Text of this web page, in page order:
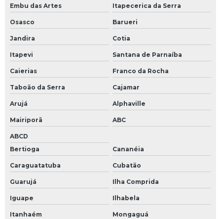
Servo motor encoders resolver
Servo motor resolver
Servo válvula proporcional
Servo válvulas
Servo válvulas hidráulicas
Servoacionamentos
Sistema de servoacionamento
Teclado de membrana industrial
Teclado industrial
Teclado pc industrial
Teste de circuitos eletrônicos
Conserto cnc
Conversor tensão
Embu das Artes Itapecerica da Serra
Osasco Barueri
Jandira Cotia
Itapevi Santana de Parnaíba
Caierias Franco da Rocha
Taboão da Serra Cajamar
Arujá Alphaville
Mairiporã ABC
ABCD
Bertioga
Cananéia
Caraguatatuba Cubatão
Guarujá Ilha Comprida
Iguape Ilhabela
Itanhaém Mongaguá